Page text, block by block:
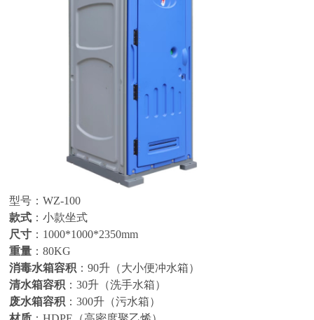
型号：WZ-100
款式 ：小款坐式
尺寸 ： 1000*1000*2350mm
重量 ：80KG
消毒水箱容积 ：90升（大小便冲水箱）
清水箱容积 ：30升（洗手水箱）
废水箱容积 ：300升（污水箱）